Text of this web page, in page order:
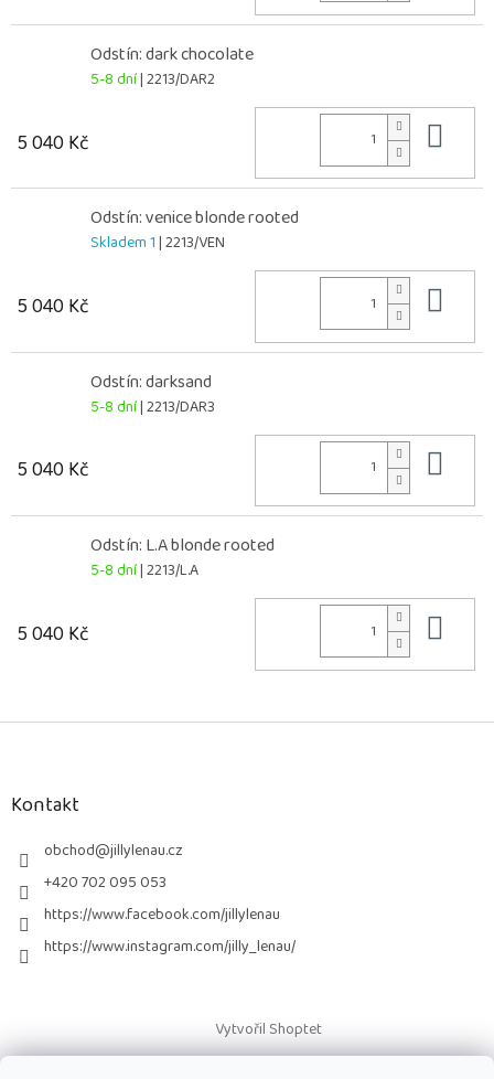
Odstín: dark chocolate
5-8 dní| 2213/DAR2
5 040 Kč
Odstín: venice blonde rooted
Skladem 1| 2213/VEN
5 040 Kč
Odstín: darksand
5-8 dní| 2213/DAR3
5 040 Kč
Odstín: L.A blonde rooted
5-8 dní| 2213/L.A
5 040 Kč
Z
Kontakt
obchod@jillylenau.cz
+420 702 095 053
https://www.facebook.com/jillylenau
https://www.instagram.com/jilly_lenau/
Vytvořil Shoptet